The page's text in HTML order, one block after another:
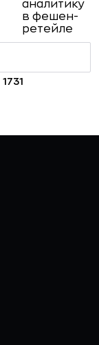
1731